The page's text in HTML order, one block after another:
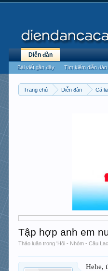
Trang chủ Diễn đàn Cá
Tập hợp anh em
Thảo luận trong 'Hội - Nhóm - Câu
Hehe,
Diễn đàn
Bài viết gần đây Tìm kiếm diễn đàn